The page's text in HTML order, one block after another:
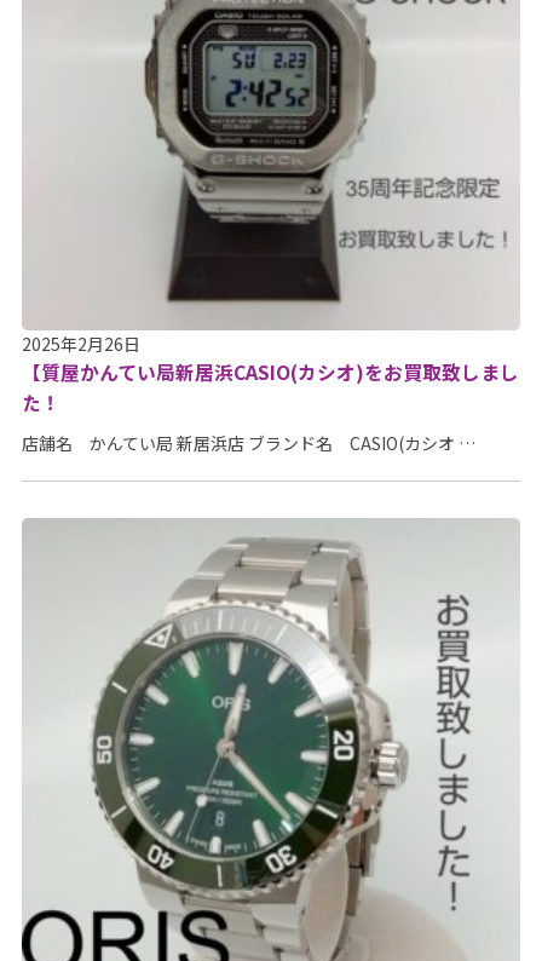
2025年2月26日
【質屋かんてい局新居浜CASIO(カシオ)をお買取致しまし
た！
店舗名 かんてい局 新居浜店 ブランド名 CASIO(カシオ …